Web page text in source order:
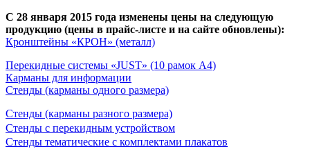
С 28 января 2015 года изменены цены на следующую
продукцию (цены в прайс-листе и на сайте обновлены):
Кронштейны «КРОН» (металл)
Перекидные системы «JUST» (10 рамок А4)
Карманы для информации
Стенды (карманы одного размера)
Стенды (карманы разного размера)
Стенды с перекидным устройством
Стенды тематические с комплектами плакатов